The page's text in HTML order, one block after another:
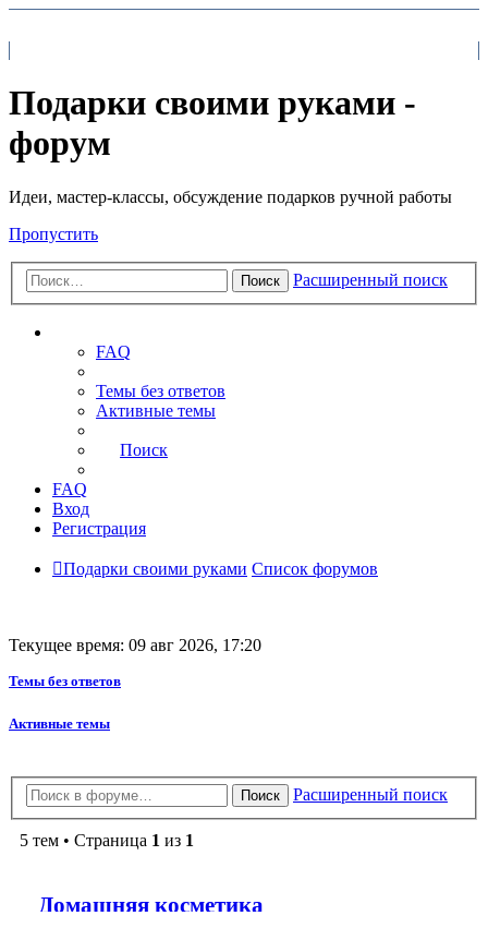
Подарки своими руками -
форум
Идеи, мастер-классы, обсуждение подарков ручной работы
Пропустить
Поиск Расширенный поиск
FAQ
Темы без ответов
Активные темы
Поиск
FAQ
Вход
Регистрация
Подарки своими руками Список форумов
Текущее время: 09 авг 2026, 17:20
Темы без ответов
Активные темы
Поиск Расширенный поиск
5 тем • Страница 1 из 1
Домашняя косметика